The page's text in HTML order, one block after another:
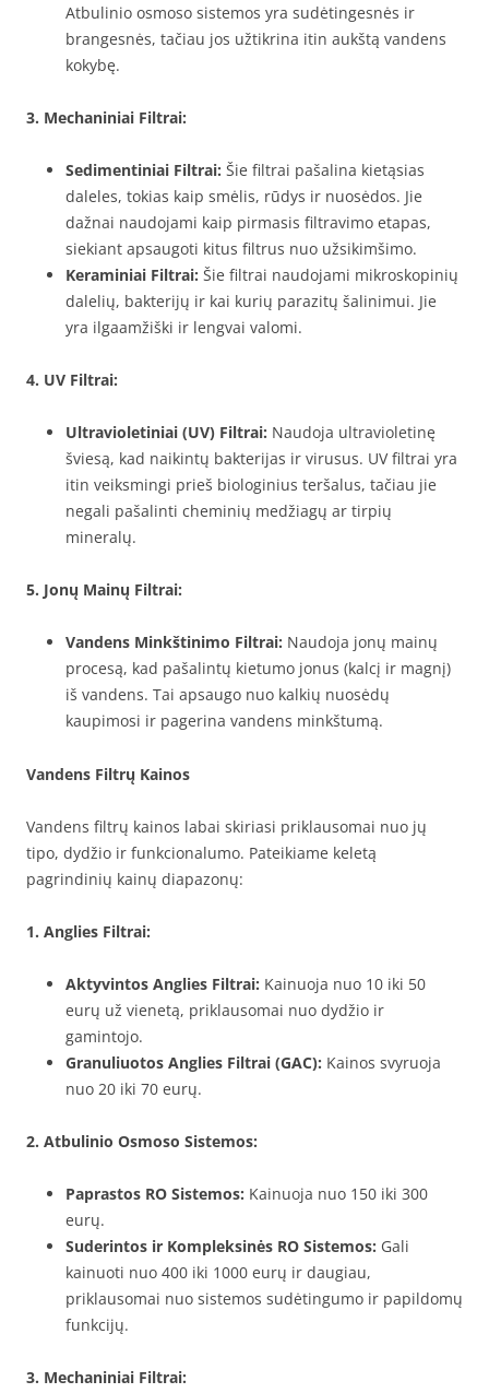
Atbulinio osmoso sistemos yra sudėtingesnės ir
brangesnės, tačiau jos užtikrina itin aukštą vandens
kokybę.
3. Mechaniniai Filtrai:
Sedimentiniai Filtrai: Šie filtrai pašalina kietąsias
daleles, tokias kaip smėlis, rūdys ir nuosėdos. Jie
dažnai naudojami kaip pirmasis filtravimo etapas,
siekiant apsaugoti kitus filtrus nuo užsikimšimo.
Keraminiai Filtrai: Šie filtrai naudojami mikroskopinių
dalelių, bakterijų ir kai kurių parazitų šalinimui. Jie
yra ilgaamžiški ir lengvai valomi.
4. UV Filtrai:
Ultravioletiniai (UV) Filtrai: Naudoja ultravioletinę
šviesą, kad naikintų bakterijas ir virusus. UV filtrai yra
itin veiksmingi prieš biologinius teršalus, tačiau jie
negali pašalinti cheminių medžiagų ar tirpių
mineralų.
5. Jonų Mainų Filtrai:
Vandens Minkštinimo Filtrai: Naudoja jonų mainų
procesą, kad pašalintų kietumo jonus (kalcį ir magnį)
iš vandens. Tai apsaugo nuo kalkių nuosėdų
kaupimosi ir pagerina vandens minkštumą.
Vandens Filtrų Kainos
Vandens filtrų kainos labai skiriasi priklausomai nuo jų
tipo, dydžio ir funkcionalumo. Pateikiame keletą
pagrindinių kainų diapazonų:
1. Anglies Filtrai:
Aktyvintos Anglies Filtrai: Kainuoja nuo 10 iki 50
eurų už vienetą, priklausomai nuo dydžio ir
gamintojo.
Granuliuotos Anglies Filtrai (GAC): Kainos svyruoja
nuo 20 iki 70 eurų.
2. Atbulinio Osmoso Sistemos:
Paprastos RO Sistemos: Kainuoja nuo 150 iki 300
eurų.
Suderintos ir Kompleksinės RO Sistemos: Gali
kainuoti nuo 400 iki 1000 eurų ir daugiau,
priklausomai nuo sistemos sudėtingumo ir papildomų
funkcijų.
3. Mechaniniai Filtrai: